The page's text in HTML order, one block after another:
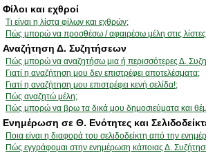
Φίλοι και εχθροί
Τι είναι η λίστα φίλων και εχθρών;
Πώς μπορώ να προσθέσω / αφαιρέσω μέλη στις
Αναζήτηση Δ. Συζητήσεων
Πώς μπορώ να αναζητήσω μια ή περισσότερες Δ.
Γιατί η αναζήτηση μου δεν επιστρέφει αποτελέσματα;
Γιατί η αναζήτηση μου επιστρέφει κενή σελίδα!;
Πώς αναζητώ μέλη;
Πώς μπορώ να βρω τα δικά μου δημοσιεύματα και
Ενημέρωση σε Θ. Ενότητες και
Ποια είναι η διαφορά του σελιδοδείκτη από την
Πώς εγγράφομαι στην ενημέρωση κάποιας Δ.